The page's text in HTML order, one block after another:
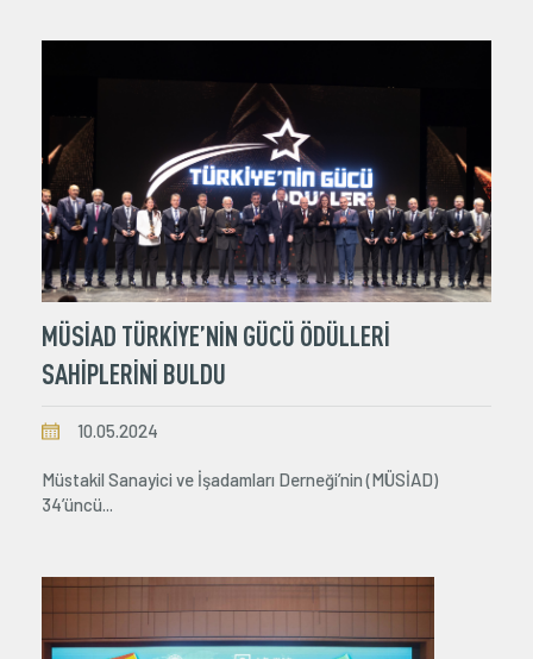
MÜSİAD TÜRKİYE’NİN GÜCÜ ÖDÜLLERİ
SAHİPLERİNİ BULDU
10.05.2024
Müstakil Sanayici ve İşadamları Derneği’nin (MÜSİAD)
34’üncü...